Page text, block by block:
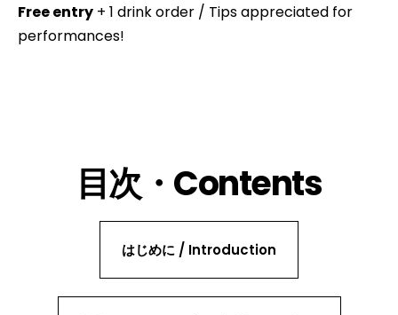
Free entry + 1 drink order / Tips appreciated for
performances!
目次・Contents
はじめに / Introduction